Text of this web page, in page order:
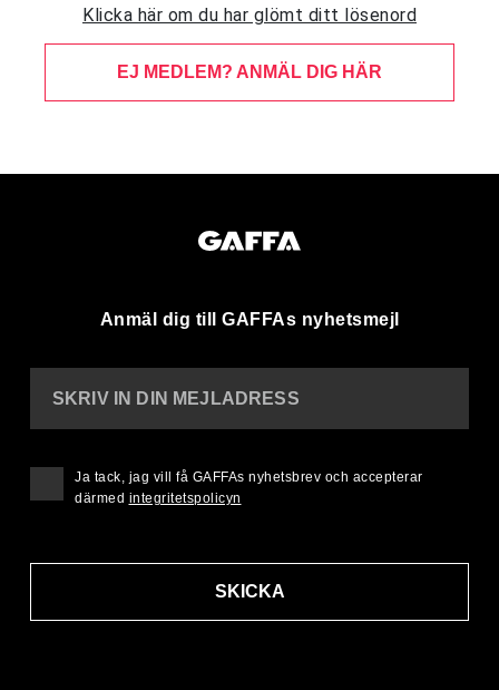
Klicka här om du har glömt ditt lösenord
EJ MEDLEM? ANMÄL DIG HÄR
Anmäl dig till GAFFAs nyhetsmejl
SKRIV IN DIN MEJLADRESS
SKICKA
Ja tack, jag vill få GAFFAs nyhetsbrev och accepterar
därmed integritetspolicyn